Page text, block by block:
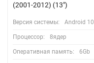
(2001-2012) (13")
Версия системы: Android 10
Процессор: 8ядер
Оперативная память: 6Gb